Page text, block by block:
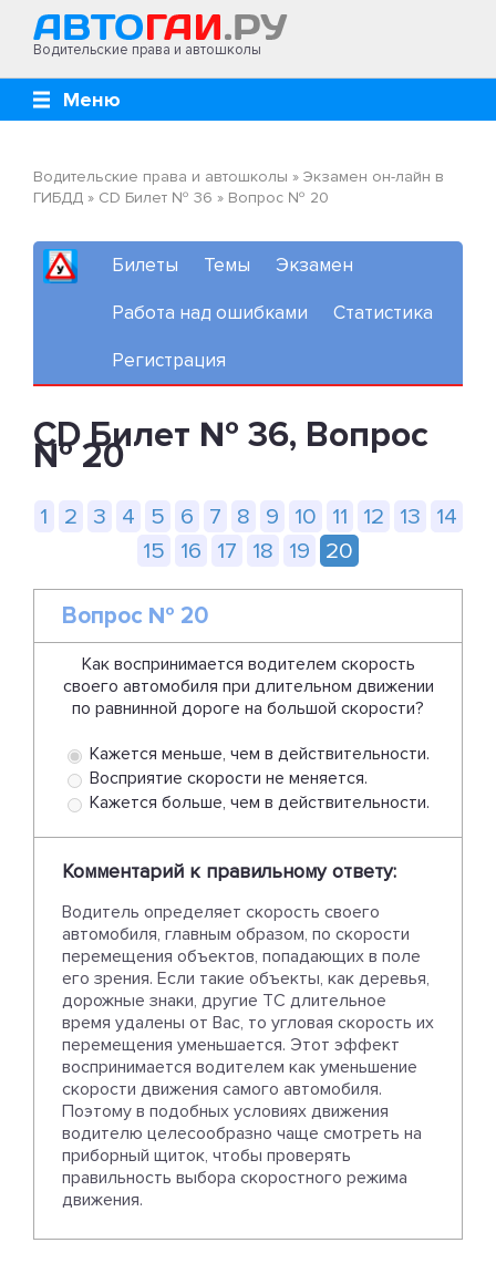
Водительские права и автошколы
Меню
Водительские права и автошколы » Экзамен он-лайн в
ГИБДД » CD Билет № 36 » Вопрос № 20
Билеты Темы Экзамен
Работа над ошибками Статистика
Регистрация
CD Билет № 36, Вопрос
№ 20
1 2 3 4 5 6 7 8 9 10 11 12 13
14
15
16 17 18 19 20
Вопрос № 20
Как воспринимается водителем скорость
своего автомобиля при длительном движении
по равнинной дороге на большой скорости?
Кажется меньше, чем в действительности.
Восприятие скорости не меняется.
Кажется больше, чем в действительности.
Комментарий к правильному ответу:
Водитель определяет скорость своего
автомобиля, главным образом, по скорости
перемещения объектов, попадающих в поле
его зрения. Если такие объекты, как деревья,
дорожные знаки, другие ТС длительное
время удалены от Вас, то угловая скорость их
перемещения уменьшается. Этот эффект
воспринимается водителем как уменьшение
скорости движения самого автомобиля.
Поэтому в подобных условиях движения
водителю целесообразно чаще смотреть на
приборный щиток, чтобы проверять
правильность выбора скоростного режима
движения.